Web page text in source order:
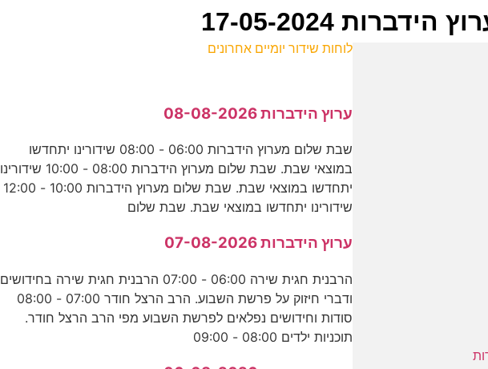
17-05-2024
לוחות שידור יומיים אחרונים
ערוץ הידברות 08-08-2026
שבת שלום מערוץ הידברות 06:00 - 08:00 שידורינו יתחדשו
במוצאי שבת. שבת שלום מערוץ הידברות 08:00 - 10:00 שידורינו
יתחדשו במוצאי שבת. שבת שלום מערוץ הידברות 10:00 - 12:00
שידורינו יתחדשו במוצאי שבת. שבת שלום
ערוץ הידברות 07-08-2026
הרבנית חגית שירה 06:00 - 07:00 הרבנית חגית שירה בחידושים
ודברי חיזוק על פרשת השבוע. הרב הרצל חודר 07:00 - 08:00
סודות וחידושים נפלאים לפרשת השבוע מפי הרב הרצל חודר.
תוכניות ילדים 08:00 - 09:00